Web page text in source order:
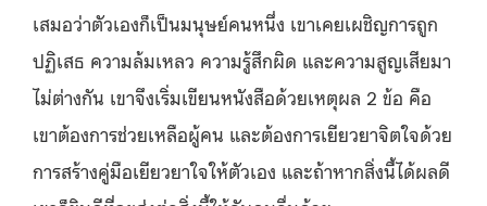
เสมอว่าตัวเองก็เป็นมนุษย์คนหนึ่ง เขาเคยเผชิญการถูก
ปฏิเสธ ความล้มเหลว ความรู้สึกผิด และความสูญเสียมา
ไม่ต่างกัน เขาจึงเริ่มเขียนหนังสือด้วยเหตุผล 2 ข้อ คือ
เขาต้องการช่วยเหลือผู้คน และต้องการเยียวยาจิตใจด้วย
การสร้างคู่มือเยียวยาใจให้ตัวเอง และถ้าหากสิ่งนี้ได้ผลดี